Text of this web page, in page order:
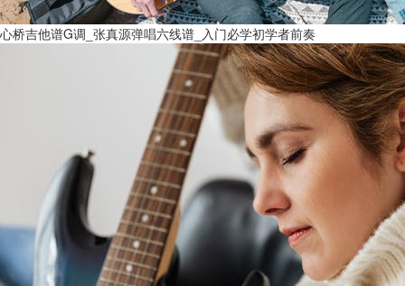
心桥吉他谱G调_张真源弹唱六线谱_入门必学初学者前奏